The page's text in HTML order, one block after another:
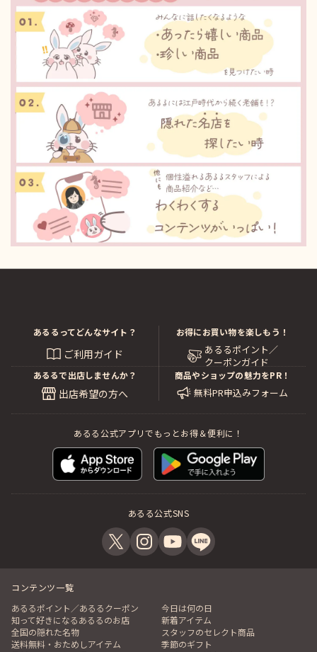
あるるってどんなサイト？
ご利用ガイド
お得にお買い物を楽しもう！
あるるポイント／
クーポンガイド
あるるで出店しませんか？
出店希望の方へ
商品やショップの魅力をPR！
無料PR申込みフォーム
あるる公式アプリでもっとお得＆便利に！
あるる公式SNS
コンテンツ一覧
あるるポイント／あるるクーポン
今日は何の日
知って好きになるあるるのお店
新着アイテム
全国の隠れた名物
スタッフのセレクト商品
送料無料・おためしアイテム
季節のギフト